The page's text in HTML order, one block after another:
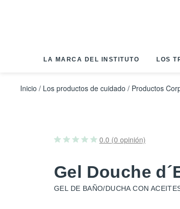
LA MARCA DEL INSTITUTO LOS
Inicio / Los productos de cuidado / Productos
0.0 (0 opinión)
Gel Douche
GEL DE BAÑO/DUCHA CON